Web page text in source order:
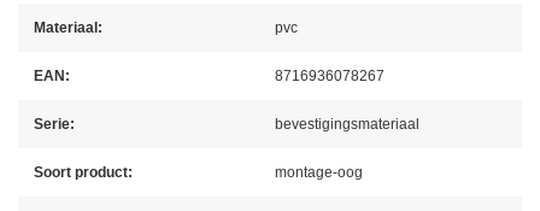
Materiaal: pvc
EAN: 8716936078267
Serie: bevestigingsmateriaal
Soort product: montage-oog